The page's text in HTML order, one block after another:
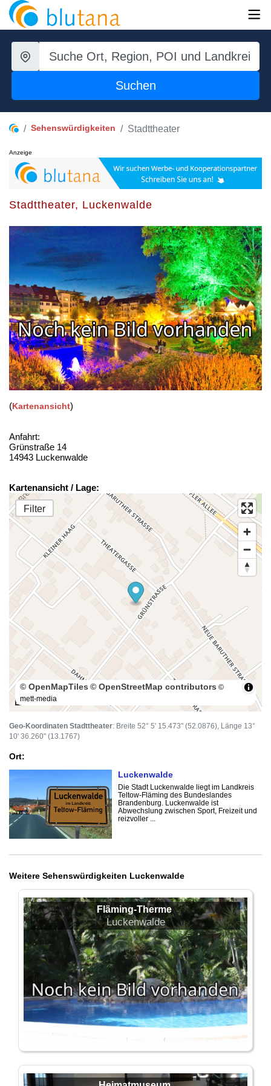
Suchen
Sehenswürdigkeiten Stadttheater
Anzeige
Stadttheater, Luckenwalde
(Kartenansicht)
Anfahrt:
Grünstraße 14
14943 Luckenwalde
Kartenansicht / Lage:
Filter
100 m
© OpenMapTiles © OpenStreetMap contributors ©
mett-media
Geo-Koordinaten Stadttheater: Breite 52° 5' 15.473" (52.0876), Länge 13°
10' 36.260" (13.1767)
Ort:
Luckenwalde
Die Stadt Luckenwalde liegt im Landkreis
Teltow-Fläming des Bundeslandes
Brandenburg. Luckenwalde ist
Abwechslung zwischen Sport, Freizeit und
reizvoller ...
Weitere Sehenswürdigkeiten Luckenwalde
Fläming-Therme
Luckenwalde